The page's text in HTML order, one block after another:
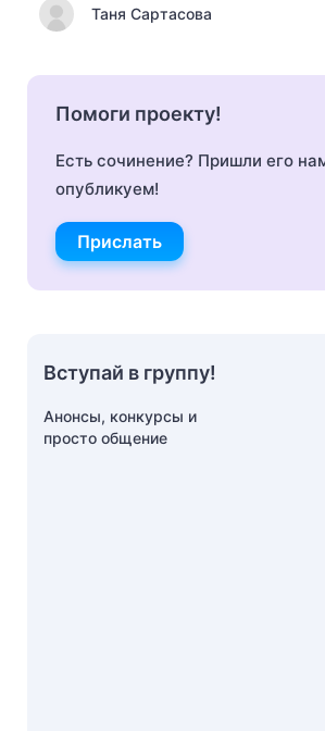
Таня Сартасова
Помоги проекту!
Есть сочинение? Пришли его
опубликуем!
Прислать
Вступай в группу!
Анонсы, конкурсы и
просто общение